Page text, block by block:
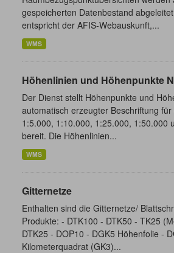
gespeicherten Datenbestand
entspricht der AFIS-Webauskunft,...
WMS
Höhenlinien und Höhenpunkte
Der Dienst stellt Höhenpunkte und
automatisch erzeugter Beschriftung
1:5.000, 1:10.000, 1:25.000, 1:50.000
bereit. Die Höhenlinien...
WMS
Gitternetze
Enthalten sind die Gitternetze/
Produkte: - DTK100 - DTK50 - TK25
DTK25 - DOP10 - DGK5 Höhenfolie -
Kilometerquadrat (GK3)...